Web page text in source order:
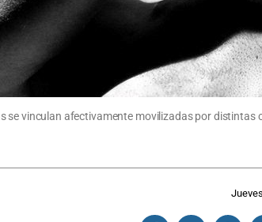
se vinculan afectivamente movilizadas por distintas